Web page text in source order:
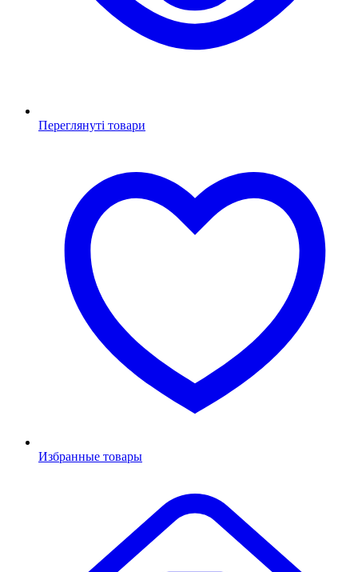
Переглянуті товари
Избранные товары